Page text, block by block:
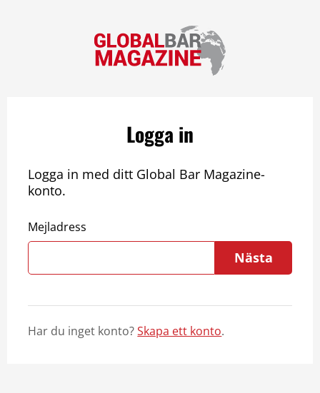
Logga in
Logga in med ditt Global Bar Magazine-
konto.
Mejladress
Nästa
Har du inget konto?Skapa ett konto.